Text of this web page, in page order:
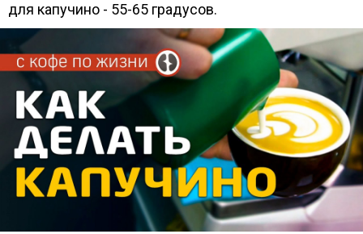
для капучино - 55-65 градусов.